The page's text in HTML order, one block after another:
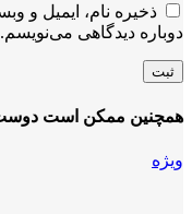
ذخیره نام، ایمیل و
دوباره دیدگاهی می‌نویسم.
همچنین ممکن است
ویژه